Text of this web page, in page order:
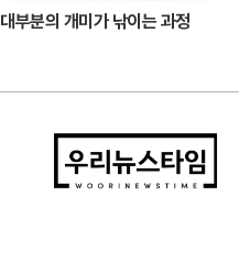
대부분의 개미가 낚이는 과정